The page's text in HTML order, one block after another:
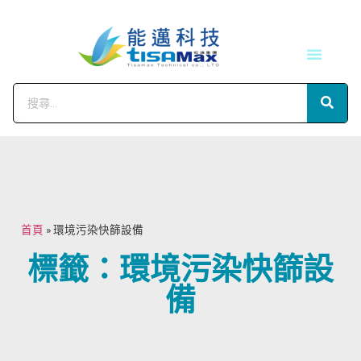
首頁 »環境污染快篩設備
標籤：環境污染快篩設
備